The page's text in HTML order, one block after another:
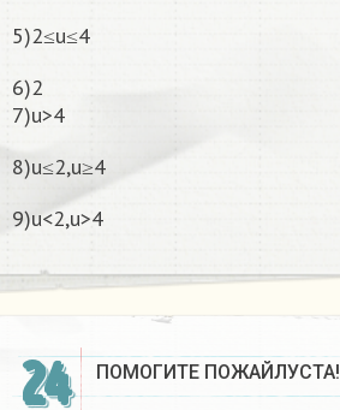
5)2≤u≤4
6)2
7)u>4
8)u≤2,u≥4
9)u<2,u>4
24 ПОМОГИТЕ ПОЖАЙЛУСТА!